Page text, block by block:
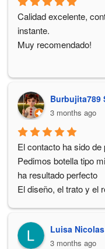
Calidad excelente,
instante.
Muy recomendado!
Burbujita789
3 months ago
El contacto ha sido
Pedimos botella tipo
ha resultado perfecto
El diseño, el trato y el
nuevamente.Luisa Nicolas
3 months ago